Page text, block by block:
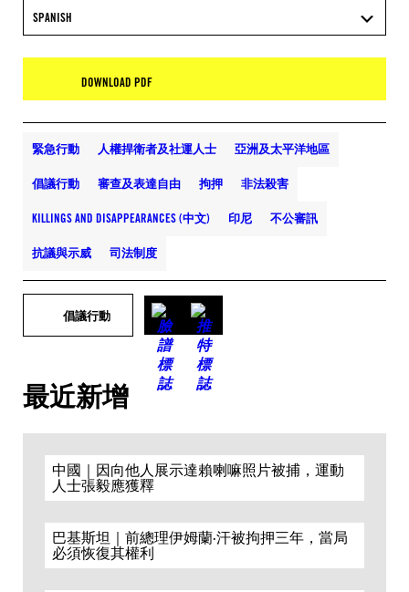
SPANISH
DOWNLOAD PDF
緊急行動 人權捍衛者及社運人士 亞洲及太平洋地區
倡議行動 審查及表達自由 拘押 非法殺害
KILLINGS AND DISAPPEARANCES (中文) 印尼 不公審訊
抗議與示威 司法制度
倡議行動
最近新增
中國｜因向他人展示達賴喇嘛照片被捕，運動
人士張毅應獲釋
巴基斯坦｜前總理伊姆蘭·汗被拘押三年，當局
必須恢復其權利